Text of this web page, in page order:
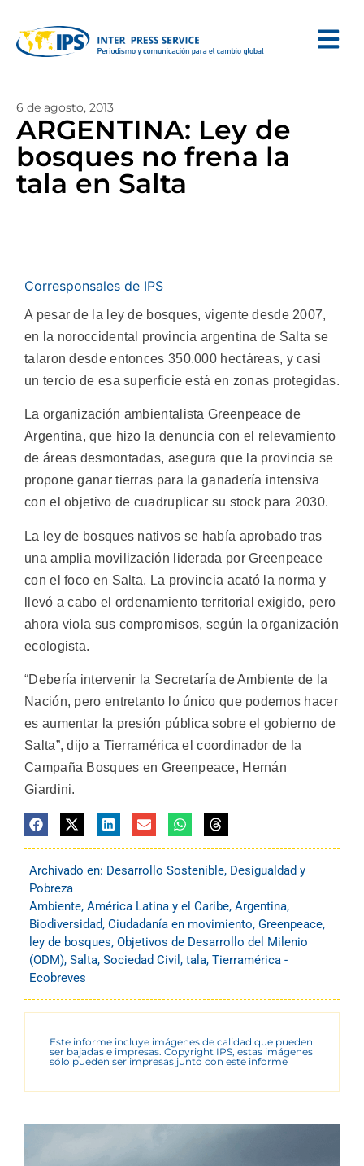
6 de agosto, 2013
ARGENTINA: Ley de
bosques no frena la
tala en Salta
Corresponsales de IPS
A pesar de la ley de bosques, vigente desde 2007,
en la noroccidental provincia argentina de Salta se
talaron desde entonces 350.000 hectáreas, y casi
un tercio de esa superficie está en zonas protegidas.
La organización ambientalista Greenpeace de
Argentina, que hizo la denuncia con el relevamiento
de áreas desmontadas, asegura que la provincia se
propone ganar tierras para la ganadería intensiva
con el objetivo de cuadruplicar su stock para 2030.
La ley de bosques nativos se había aprobado tras
una amplia movilización liderada por Greenpeace
con el foco en Salta. La provincia acató la norma y
llevó a cabo el ordenamiento territorial exigido, pero
ahora viola sus compromisos, según la organización
ecologista.
“Debería intervenir la Secretaría de Ambiente de la
Nación, pero entretanto lo único que podemos hacer
es aumentar la presión pública sobre el gobierno de
Salta”, dijo a Tierramérica el coordinador de la
Campaña Bosques en Greenpeace, Hernán
Giardini.
Archivado en: Desarrollo Sostenible, Desigualdad y
Pobreza
Ambiente, América Latina y el Caribe, Argentina,
Biodiversidad, Ciudadanía en movimiento, Greenpeace,
ley de bosques, Objetivos de Desarrollo del Milenio
(ODM), Salta, Sociedad Civil , tala, Tierramérica -
Ecobreves
Este informe incluye imágenes de calidad que pueden
ser bajadas e impresas. Copyright IPS, estas imágenes
sólo pueden ser impresas junto con este informe